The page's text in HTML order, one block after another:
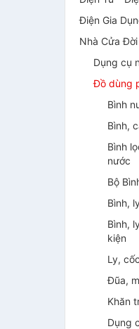
Điện Gia
Nhà Cửa
Dụng cụ
Đồ dùng
Bình
Bình,
Bình
nước
Bộ
Bình,
Bình,
kiện
Ly, cốc
Đũa,
Khăn
Dụng